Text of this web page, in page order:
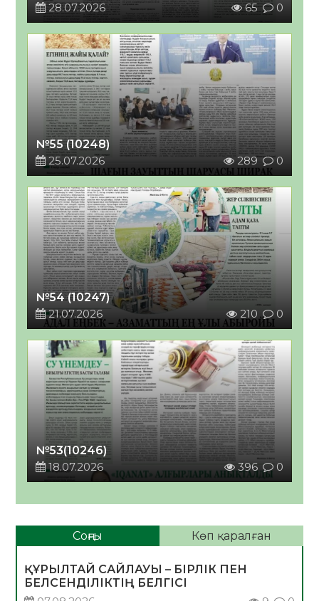
28.07.2026
65 0
№55 (10248)
25.07.2026
289 0
№54 (10247)
21.07.2026
210 0
№53(10246)
18.07.2026
396 0
Соңғы Көп қаралған
ҚҰРЫЛТАЙ САЙЛАУЫ – БІРЛІК ПЕН
БЕЛСЕНДІЛІКТІҢ БЕЛГІСІ